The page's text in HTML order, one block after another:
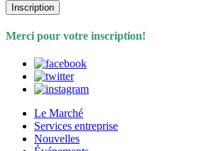
Inscription
Merci pour votre inscription!
Le Marché
Services entreprise
Nouvelles